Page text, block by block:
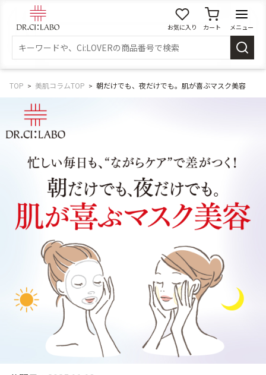
お気に入り カート メニュー
マイページ
スキンケア
商品カテゴリーから探す
メイク落とし 洗顔
角質・導入美容液 化粧水
乳液 美容液
ゲル クリーム
UVケア マスク
商品カテゴリーから探す TOP
TOP 美肌コラムTOP 朝だけでも、夜だけでも。肌が喜ぶマスク美容